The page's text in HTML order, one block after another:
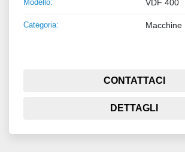
Modello: VDF 400
Categoria:
CONTATTACI
DETTAGLI